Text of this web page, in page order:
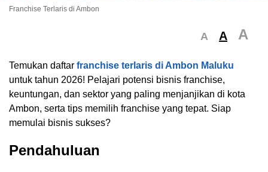
Franchise Terlaris di Ambon
A A A
Temukan daftar franchise terlaris di Ambon Maluku
untuk tahun 2026! Pelajari potensi bisnis franchise,
keuntungan, dan sektor yang paling menjanjikan di kota
Ambon, serta tips memilih franchise yang tepat. Siap
memulai bisnis sukses?
Pendahuluan